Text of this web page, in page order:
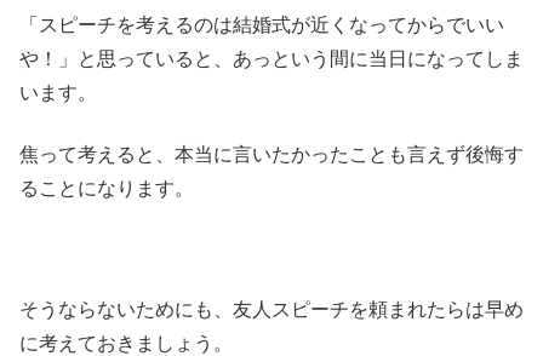
「スピーチを考えるのは結婚式が近くなってからでいい
や！」と思っていると、あっという間に当日になってしま
います。
焦って考えると、本当に言いたかったことも言えず後悔す
ることになります。
そうならないためにも、友人スピーチを頼まれたらは早め
に考えておきましょう。